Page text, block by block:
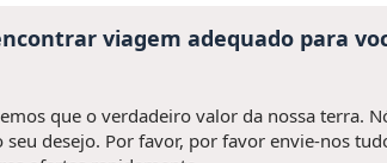
viagem adequado para
que o verdadeiro valor da nossa terra.
desejo. Por favor, por favor envie-nos